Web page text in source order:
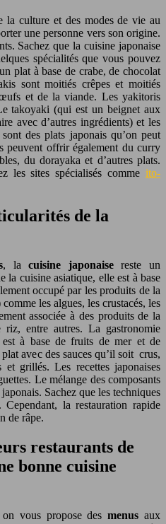
la culture et des modes de vie au
une personne vers son origine.
Sachez que la cuisine japonaise
spécialités que vous pouvez
plat à base de crabe, de chocolat
sont moitiés crêpes et moitiés
et de la viande. Les yakitoris
takoyaki (qui est un beignet aux
avec d’autres ingrédients) et les
des plats japonais qu’on peut
peuvent offrir également du curry
du dorayaka et d’autres plats.
les sites spécialisés comme ito-
de la
, lacuisine japonaisereste un
cuisine asiatique, elle est à base
occupé par les produits de la
les algues, les crustacés, les
associée à des produits de la
entre autres. La gastronomie
à base de fruits de mer et de
avec des sauces qu’il soit crus,
et grillés. Les recettes japonaises
Le mélange des composants
Sachez que les techniques
la restauration rapide
de râpe.
restaurants de
bonne cuisine
on vous propose desmenus aux